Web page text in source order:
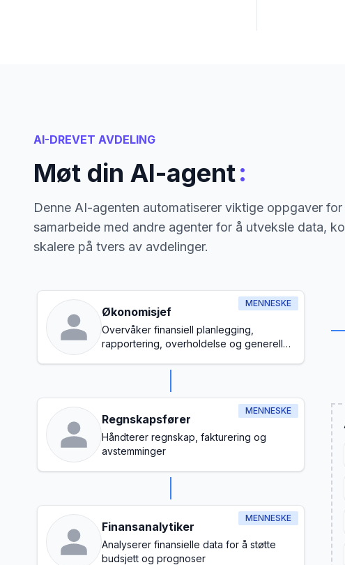
AI-DREVET AVDELING
Møt din AI-agent:
Denne AI-agenten automatiserer viktige oppgaver
samarbeide med andre agenter for å utveksle data,
skalere på tvers av avdelinger.
MENNESKE
Økonomisjef
Overvåker finansiell planlegging,
rapportering, overholdelse og generell
MENNESKE
Regnskapsfører
Håndterer regnskap, fakturering og
avstemminger
MENNESKE
Finansanalytiker
Analyserer finansielle data for å støtte
budsjett og prognoser